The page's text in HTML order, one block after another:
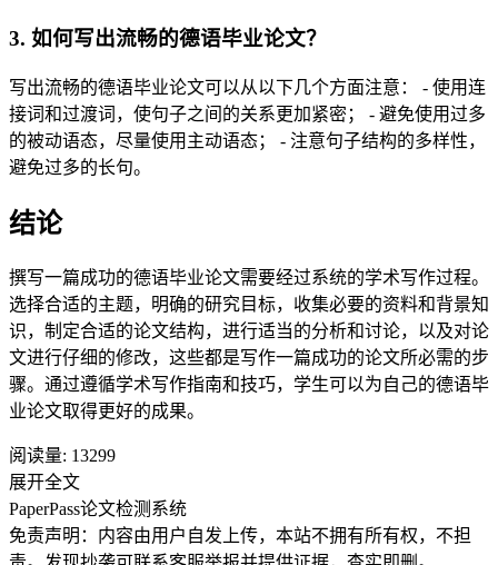
3. 如何写出流畅的德语毕业论文？
写出流畅的德语毕业论文可以从以下几个方面注意： - 使用连
接词和过渡词，使句子之间的关系更加紧密； - 避免使用过多
的被动语态，尽量使用主动语态； - 注意句子结构的多样性，
避免过多的长句。
结论
撰写一篇成功的德语毕业论文需要经过系统的学术写作过程。
选择合适的主题，明确的研究目标，收集必要的资料和背景知
识，制定合适的论文结构，进行适当的分析和讨论，以及对论
文进行仔细的修改，这些都是写作一篇成功的论文所必需的步
骤。通过遵循学术写作指南和技巧，学生可以为自己的德语毕
业论文取得更好的成果。
阅读量: 13299
展开全文
PaperPass论文检测系统
免责声明：内容由用户自发上传，本站不拥有所有权，不担